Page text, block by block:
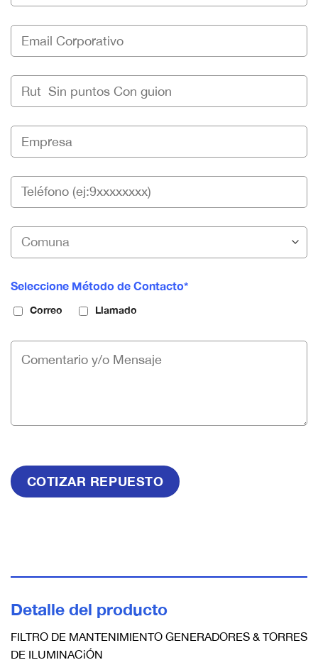
Seleccione Método de Contacto*
Correo Llamado
Detalle del producto
FILTRO DE MANTENIMIENTO GENERADORES & TORRES
DE ILUMINACiÓN